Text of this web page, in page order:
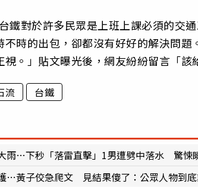
鐵對於許多民眾是上班上課必須的交
不時的出包，卻都沒有好好的解決問
視。」貼文曝光後，網友紛紛留言「
流 台鐵
雨…下秒「落雷直擊」1男遭劈中落水 驚悚
…黃子佼急爬文 見結果傻了：公眾人物到底